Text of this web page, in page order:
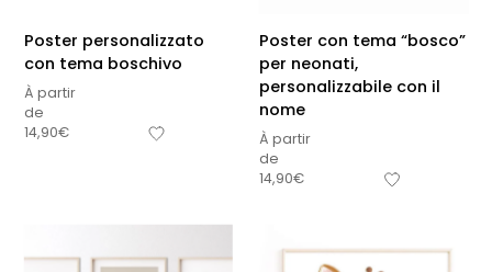
Poster personalizzato
con tema boschivo
À partir
de
14,90€
Poster con tema “bosco”
per neonati,
personalizzabile con il
nome
À partir
de
14,90€